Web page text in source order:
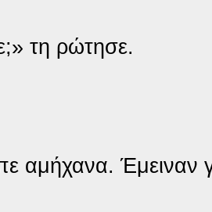
τη ρώτησε.
αμήχανα. Έμειναν